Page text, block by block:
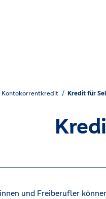
Kontokorrentkredit Kredit für
und Freiberufler